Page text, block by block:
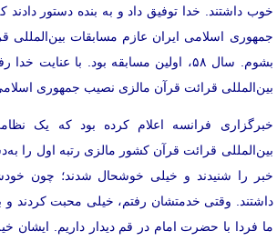
خوب داشتند. خدا توفیق داد و به بنده دستور دادند
جمهوری اسلامی ایران عازم مسابقات بین‌المللی
بشوم. سال ۵۸، اولین مسابقه بود. با
بین‌المللی قرائت قرآن مالزی نصیب جمهوری
خبرگزاری فرانسه اعلام کرده بود که یک
بین‌المللی قرائت قرآن کشور مالزی رتبه‌ اول را
خبر را شنیدند و خیلی خوشحال شدند؛ چون
داشتند. وقتی خدمتشان رفتم، خیلی محبت کردند
ما فردا با حضرت امام در قم دیدار داریم. ایشان